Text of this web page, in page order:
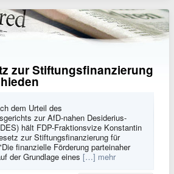
zur Stiftungsfinanzierung
dem Urteil des
zur AfD-nahen Desiderius-
hält FDP-Fraktionsvize Konstantin
zur Stiftungsfinanzierung für
finanzielle Förderung parteinaher
der Grundlage eines […] mehr